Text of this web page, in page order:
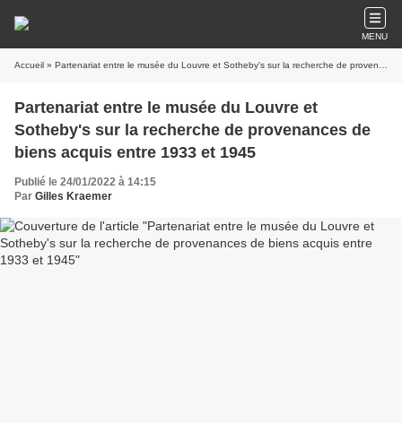
MENU
Accueil » Partenariat entre le musée du Louvre et Sotheby's sur la recherche de provenances de biens acquis entre 1933 et 1945
Partenariat entre le musée du Louvre et
Sotheby's sur la recherche de provenances de
biens acquis entre 1933 et 1945
Publié le 24/01/2022 à 14:15
Par Gilles Kraemer